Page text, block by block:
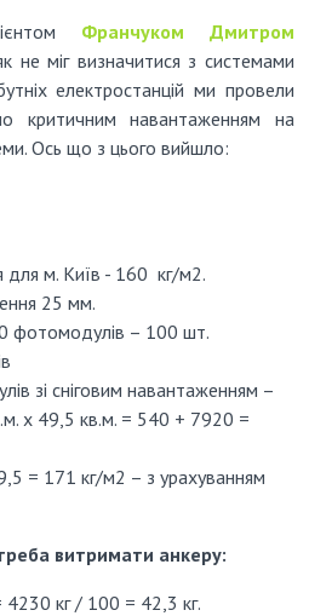
Франчуком Дмитром
не міг визначитися з системами
електростанцій ми провели
критичним навантаженням на
Ось що з цього вийшло:
для м. Київ - 160 кг/м2.
25 мм.
фотомодулів – 100 шт.
зі сніговим навантаженням –
х 49,5 кв.м. = 540 + 7920 =
= 171 кг/м2 – з урахуванням
витримати анкеру:
кг / 100 = 42,3 кг.